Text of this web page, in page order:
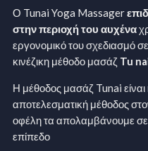
Ο Tunai Yoga Massager
στην περιοχή του αυχένα
εργονομικό του σχεδιασμό
κινέζικη μέθοδο μασάζ Tu
Η μέθοδος μασάζ Tunai είναι
αποτελεσματική μέθοδος
οφέλη τα απολαμβάνουμε
επίπεδο